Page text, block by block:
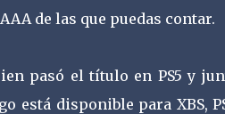
de las que puedas contar.
pasó el título en PS5 y
está disponible para XBS,